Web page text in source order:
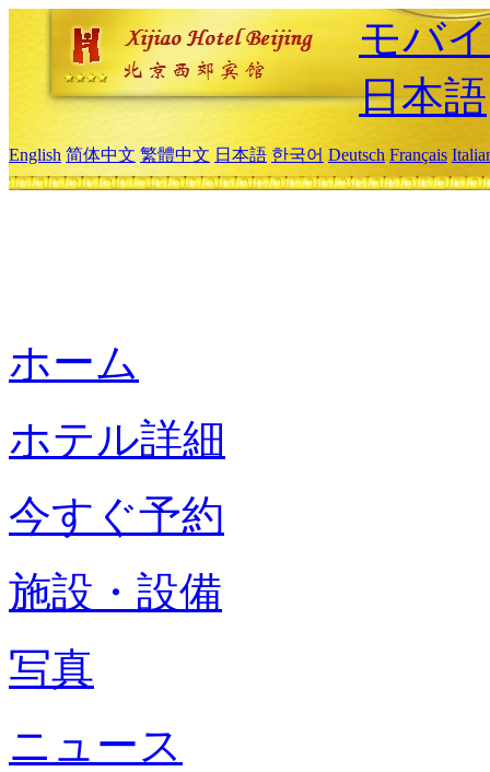
モバ
日本語
English 简体中文 繁體中文 日本語 한국어 Deutsch Français
ホーム
ホテル詳細
今すぐ予約
施設・設備
写真
ニュース